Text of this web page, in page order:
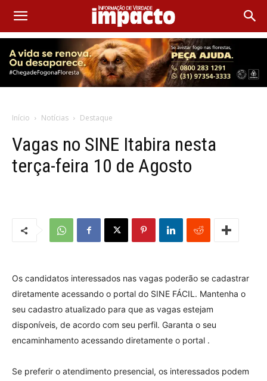
Início Notícias Destaque
Vagas no SINE Itabira nesta
terça-feira 10 de Agosto
Os candidatos interessados nas vagas poderão se cadastrar
diretamente acessando o portal do SINE FÁCIL. Mantenha o
seu cadastro atualizado para que as vagas estejam
disponíveis, de acordo com seu perfil. Garanta o seu
encaminhamento acessando diretamente o portal .
Se preferir o atendimento presencial, os interessados podem